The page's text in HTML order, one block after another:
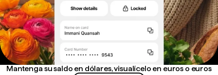
Mantenga su saldo en dólares, visualícelo en euros o euros